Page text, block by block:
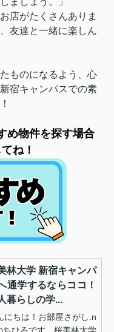
店がたくさんありま
友達と一緒に楽しん
ものになるよう、心
宿キャンパスでの素
め物件を探す場合
ね！
林大学 新宿キャンパ
通学するならココ！
暮らしの学...
にちは！お部屋さがし.n
ちひろです。桜美林大学